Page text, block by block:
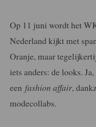
Op 11 juni wordt het
Nederland kijkt met
Oranje, maar
iets anders: de looks.
een fashion affair,
modecollabs.